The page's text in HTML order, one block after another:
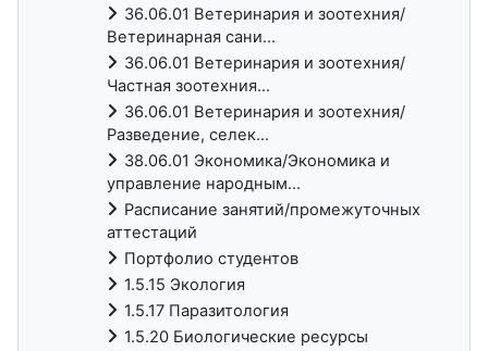
36.06.01 Ветеринария и зоотехния/
Ветеринарная сани...
36.06.01 Ветеринария и зоотехния/
Частная зоотехния...
36.06.01 Ветеринария и зоотехния/
Разведение, селек...
38.06.01 Экономика/Экономика и
управление народным...
Расписание занятий/промежуточных
аттестаций
Портфолио студентов
1.5.15 Экология
1.5.17 Паразитология
1.5.20 Биологические ресурсы